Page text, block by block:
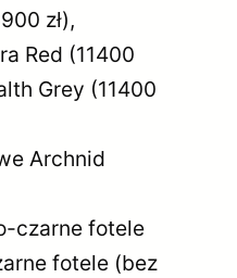
zł),
Red (11400
Grey (11400
Archnid
czarne fotele
fotele (bez